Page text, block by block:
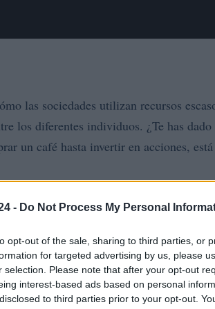
- Do Not Process My Personal
opt-out of the sale, sharing to third parties, or
for targeted advertising by us, please
selection. Please note that after your opt-out
interest-based ads based on personal
to third parties prior to your opt-out.
las sociedades utilizan recursos
los diferentes individuos. ¿Te has dado
un café hasta invertir en acciones, está
que son esenciales para entender
entre la cantidad de un bien que los productores